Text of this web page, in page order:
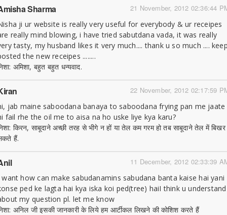
21 November, 2012 02:36:44
Sharma
ji ur website is really very useful for everybody & ur receipes
really mind blowing, i have tried sabutdana vada, it was really
tasty, my husband likes it very much.... thank u so much ....
the new receipes ........
अमिशा, बहुत बहुत धन्यवाद.
22 November, 2012 02:17:59
jab maine saboodana banaya to saboodana frying pan me jaate
fail rhe the oil me to aisa na ho uske liye kya karu?
किरन, साबूदाने अच्छी तरह से भीगे न हों या तेल कम गरम हो तब साबूदाने तेल में बिखर
हैं.
11 December, 2012 02:33:39
want how can make sabudanamins sabudana banta kaise hai yani
ped ke lagta hai kya iska koi ped(tree) haiI think u understand
my question pl. let me know
अनिल जी इसकी जानकारी के लिये हम आर्टीकल लिखने की कोशिश करते हैं